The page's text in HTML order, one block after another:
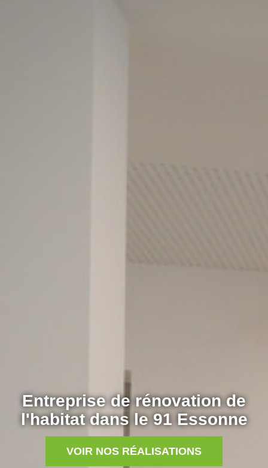
Entreprise de rénovation de
l'habitat dans le 91 Essonne
VOIR NOS RÉALISATIONS